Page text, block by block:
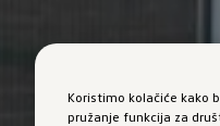
Koristimo kolačiće kako
pružanje funkcija za